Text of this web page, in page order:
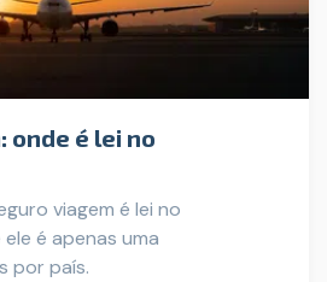
onde é lei no
viagem é lei no
é apenas uma
por país.